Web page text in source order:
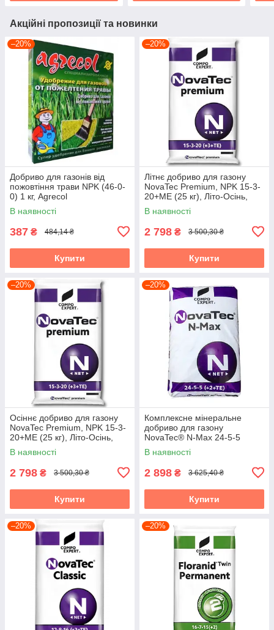
Акційні пропозиції та новинки
–20%
Добриво для газонів від
пожовтіння трави NPK (46-0-
0) 1 кг, Agrecol
В наявності
387 ₴ 484,14 ₴
Купити
–20%
Літнє добриво для газону
NovaTec Premium, NPK 15-3-
20+МЕ (25 кг), Літо-Осінь,
COMPO EXPERT, Німеччина
В наявності
2 798 ₴ 3 500,30 ₴
Купити
–20%
Осіннє добриво для газону
NovaTec Premium, NPK 15-3-
20+МЕ (25 кг), Літо-Осінь,
COMPO EXPERT, Німеччина
В наявності
2 798 ₴ 3 500,30 ₴
Купити
–20%
Комплексне мінеральне
добриво для газону
NovaTec® N-Max 24-5-5
(+2+TE) Весна-Старт, 25 кг,
COMPO EXPERT,
В наявності
2 898 ₴ 3 625,40 ₴
Купити
–20% –20%